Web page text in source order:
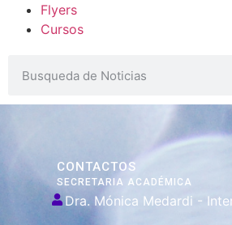
Flyers
Cursos
CONTACTOS
SECRETARIA ACADÉMICA
Dra. Mónica Medardi -